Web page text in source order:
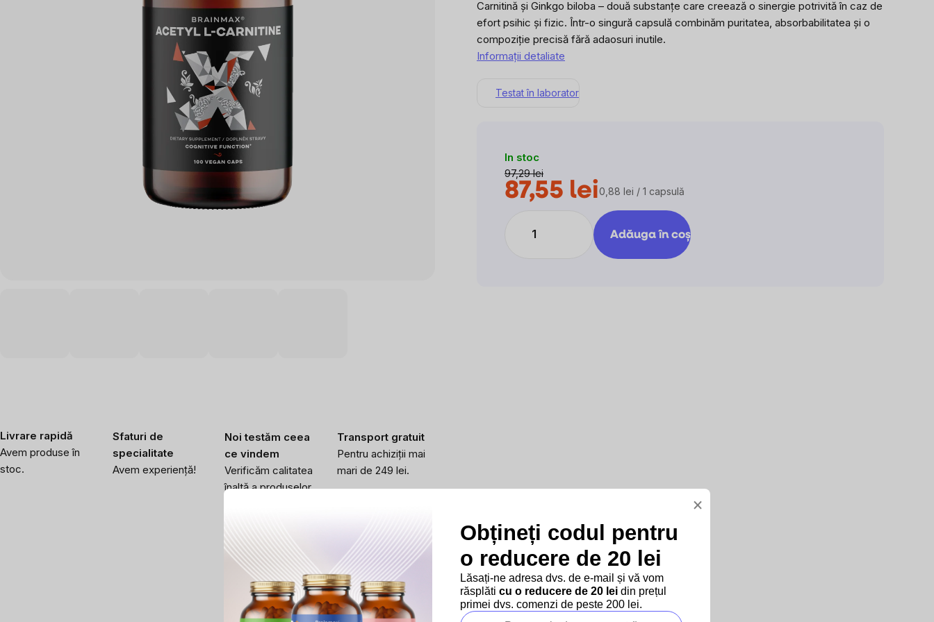
produsului
este
Livrare rapidă
Avem produse în
stoc.
Sfaturi de
specialitate
Avem experiență!
Noi testăm ceea
ce vindem
Verificăm calitatea
înaltă a produselor
Transport gratuit
Pentru achiziții mai
mari de 249 lei.
Carnitină și Ginkgo biloba – două substanțe care creează o sinergie potrivită în caz de
efort psihic și fizic. Într-o singură capsulă combinăm puritatea, absorbabilitatea și o
compoziție precisă fără adaosuri inutile.
Informaţii detaliate
Testat în laborator
In stoc
97,29 lei
87,55 leiEvaluare
preţ:
0,88 lei / 1 capsulă
Adăuga în coş
×
Obțineți codul pentru
o reducere de 20 lei
Lăsați-ne adresa dvs. de e-mail și vă vom
răsplăti cu o reducere de 20 lei din prețul
primei dvs. comenzi de peste 200 lei.